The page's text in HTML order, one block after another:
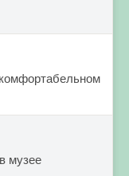
музее